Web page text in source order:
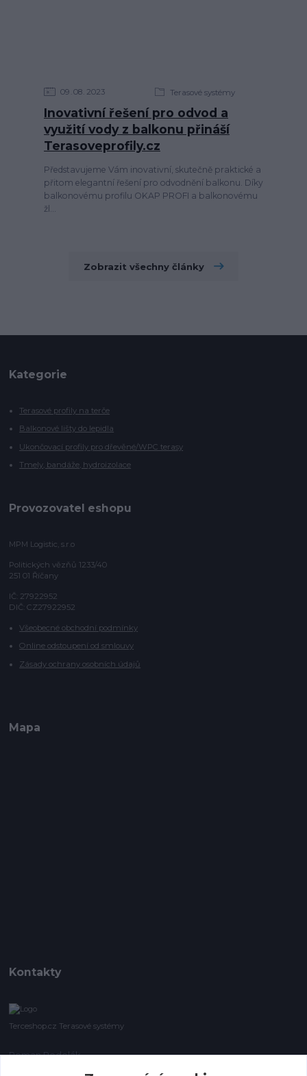
09 08 2023 Terasové systémy
Inovativní řešení pro odvod a
využití vody z balkonu přináší
Terasoveprofily.cz
Představujeme Vám inovativní, skutečně praktické a
přitom elegantní řešení pro odvodnění balkonu. Díky
balkonovému profilu OKAP PROFI a balkonovému
žl...
Zobrazit všechny články
Kategorie
Terasové profily na terče
Balkonové lišty do lepidla
Ukončovací profily pro dřevěné/WPC terasy
Tmely, bandáže, hydroizolace
Provozovatel eshopu
MPM Logistic, s.r.o
Politických vězňů 1233/40
251 01 Říčany
IČ: 27922952
DIČ: CZ27922952
Všeobecné obchodní podmínky
Online odstoupení od smlouvy
Zásady ochrany osobních údajů
Mapa
Kontakty
Terceshop.cz Terasové systémy
Roman Podolák